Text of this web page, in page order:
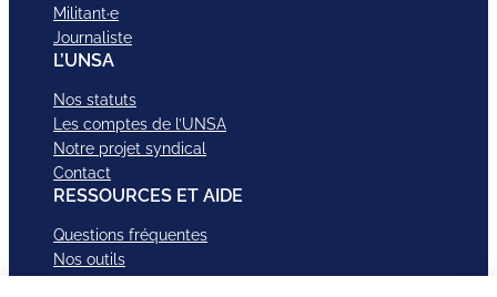
Militant·e
Journaliste
L’UNSA
Nos statuts
Les comptes de l’UNSA
Notre projet syndical
Contact
RESSOURCES ET AIDE
Questions fréquentes
Nos outils